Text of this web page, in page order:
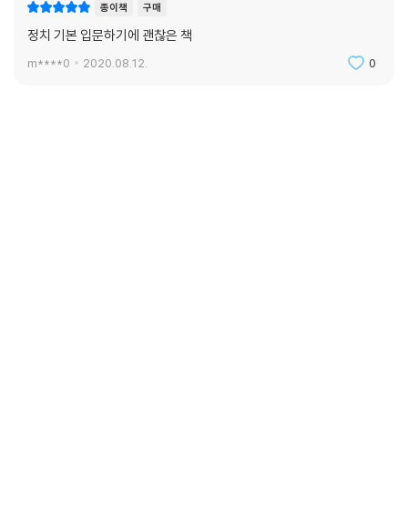
종이책 구매
정치 기본 입문하기에 괜찮은 책
m****0 2020.08.12. 0